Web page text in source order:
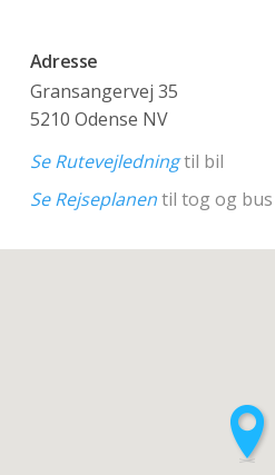
Adresse
Gransangervej 35
5210 Odense NV
Se Rutevejledningtil bil
Se Rejseplanentil tog og bus